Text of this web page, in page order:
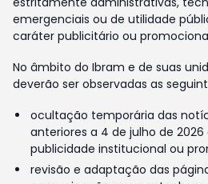
emergenciais ou de utilidade
caráter publicitário ou
No âmbito do Ibram e de suas
deverão ser observadas as
ocultação temporária das
anteriores a 4 de julho de
publicidade institucional ou
revisão e adaptação das